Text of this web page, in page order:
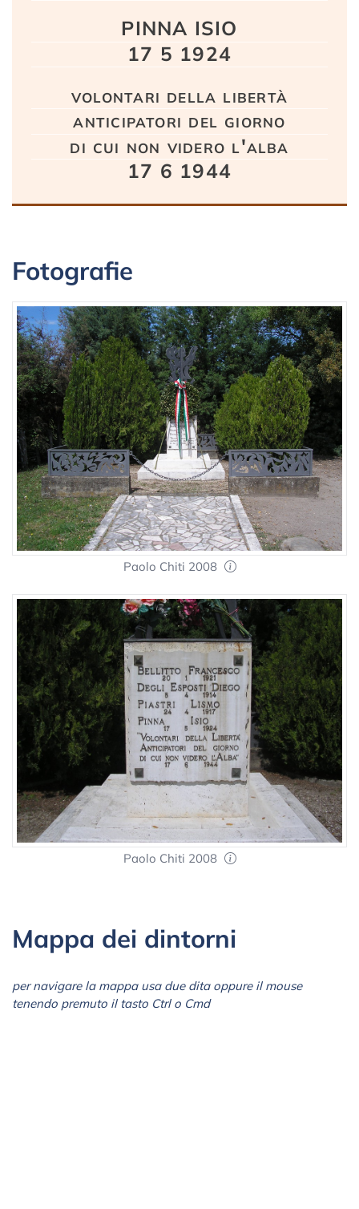
PINNA ISIO
17 5 1924
volontari della libertà
anticipatori del giorno
di cui non videro l'alba
17 6 1944
Fotografie
Paolo Chiti 2008
Paolo Chiti 2008
Mappa dei dintorni
per navigare la mappa usa due dita oppure il mouse
tenendo premuto il tasto Ctrl o Cmd